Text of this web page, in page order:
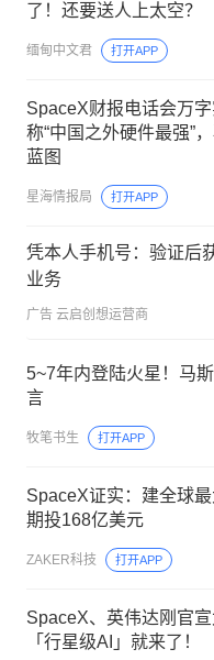
了！还要送人上太空？
缅甸中文君 打开APP
SpaceX财报电话会万
称“中国之外硬件最强”
蓝图
星海情报局 打开APP
凭本人手机号：验证后
业务
广告 云启创想运营商
5~7年内登陆火星！马
言
牧笔书生 打开APP
SpaceX证实：建全球
期投168亿美元
ZAKER科技 打开APP
SpaceX、英伟达刚官
「行星级AI」就来了！